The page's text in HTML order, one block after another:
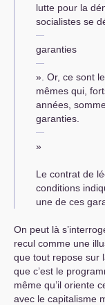
lutte pour la
socialistes se
garanties
». Or, ce sont
mêmes qui,
années,
garanties.
»
Le contrat de
conditions
une de ces
On peut là
recul comme une
que tout repose sur
que c’est le
même qu’il oriente
avec le capitalisme